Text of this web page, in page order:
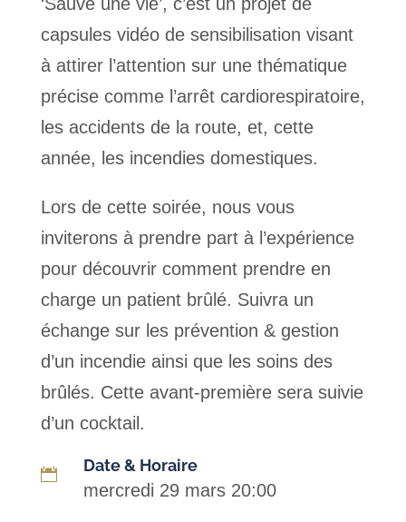
capsules vidéo de sensibilisation visant
à attirer l’attention sur une thématique
précise comme l’arrêt cardiorespiratoire,
les accidents de la route, et, cette
année, les incendies domestiques.
Lors de cette soirée, nous vous
inviterons à prendre part à l’expérience
pour découvrir comment prendre en
charge un patient brûlé. Suivra un
échange sur les prévention & gestion
d’un incendie ainsi que les soins des
brûlés. Cette avant-première sera suivie
d’un cocktail.
 Date & Horaire
mercredi 29 mars 20:00